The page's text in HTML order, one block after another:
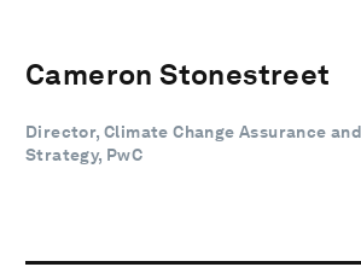
Cameron Stonestreet
Director, Climate Change Assurance
Strategy, PwC